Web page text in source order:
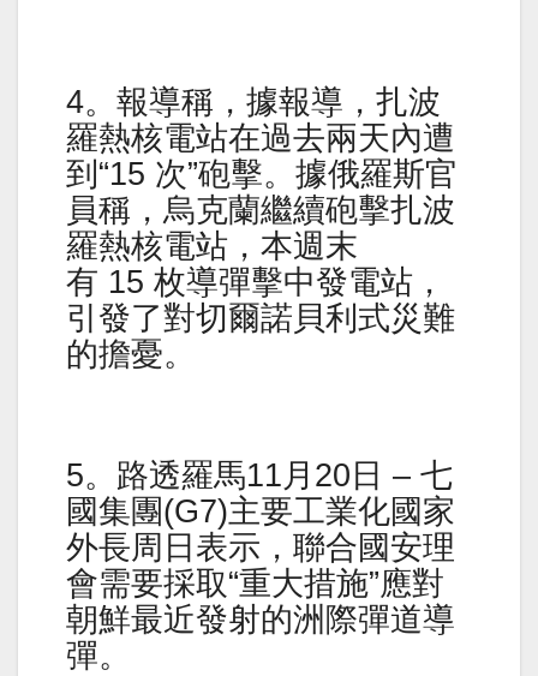
4。報導稱，據報導，扎波
羅熱核電站在過去兩天內遭
到“15 次”砲擊。據俄羅斯官
員稱，烏克蘭繼續砲擊扎波
羅熱核電站，本週末
有 15 枚導彈擊中發電站，
引發了對切爾諾貝利式災難
的擔憂。
5。路透羅馬11月20日 – 七
國集團(G7)主要工業化國家
外長周日表示，聯合國安理
會需要採取“重大措施”應對
朝鮮最近發射的洲際彈道導
彈。